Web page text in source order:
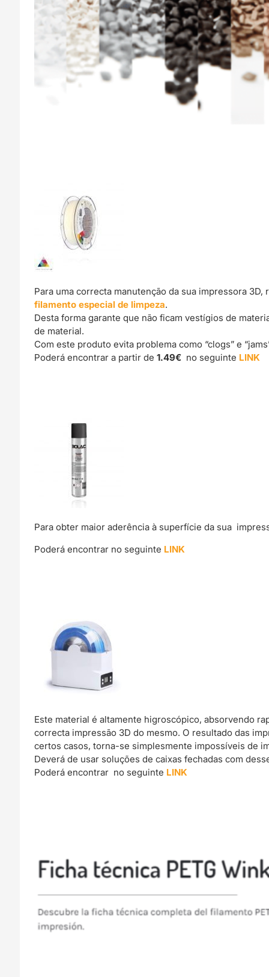
Para uma correcta manutenção da sua impressora
filamento especial de limpeza.
Desta forma garante que não ficam vestígios de
de material.
Com este produto evita problema como “clogs” e
Poderá encontrar a partir de1.49€ no seguinte LINK
Para obter maior aderência à superfície da sua
Poderá encontrar no seguinte LINK
Este material é altamente higroscópico, absorvendo
correcta impressão 3D do mesmo. O resultado das
certos casos, torna-se simplesmente impossíveis de
Deverá de usar soluções de caixas fechadas com
Poderá encontrar no seguinte LINK